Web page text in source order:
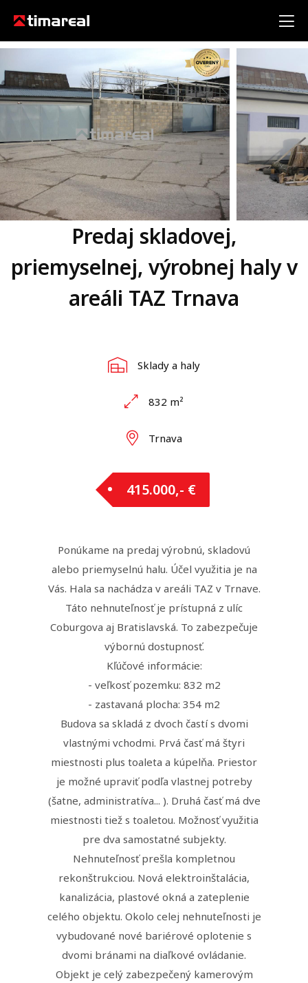
Predaj skladovej,
priemyselnej, výrobnej haly v
areáli TAZ Trnava
Sklady a haly
832 m²
Trnava
415.000,- €
Ponúkame na predaj výrobnú, skladovú
alebo priemyselnú halu. Účel využitia je na
Vás. Hala sa nachádza v areáli TAZ v Trnave.
Táto nehnuteľnosť je prístupná z ulíc
Coburgova aj Bratislavská. To zabezpečuje
výbornú dostupnosť.
Kľúčové informácie:
- veľkosť pozemku: 832 m2
- zastavaná plocha: 354 m2
Budova sa skladá z dvoch častí s dvomi
vlastnými vchodmi. Prvá časť má štyri
miestnosti plus toaleta a kúpelňa. Priestor
je možné upraviť podľa vlastnej potreby
(šatne, administratíva... ). Druhá časť má dve
miestnosti tiež s toaletou. Možnosť využitia
pre dva samostatné subjekty.
Nehnuteľnosť prešla kompletnou
rekonštrukciou. Nová elektroinštalácia,
kanalizácia, plastové okná a zateplenie
celého objektu. Okolo celej nehnuteľnosti je
vybudované nové bariérové oplotenie s
dvomi bránami na diaľkové ovládanie.
Objekt je celý zabezpečený kamerovým